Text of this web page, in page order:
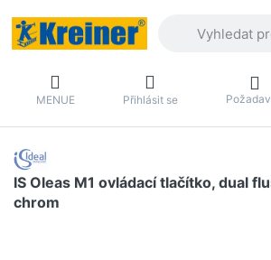
MENUE Přihlásit se
IS Oleas M1 ovládací tlačítko, dual
chrom